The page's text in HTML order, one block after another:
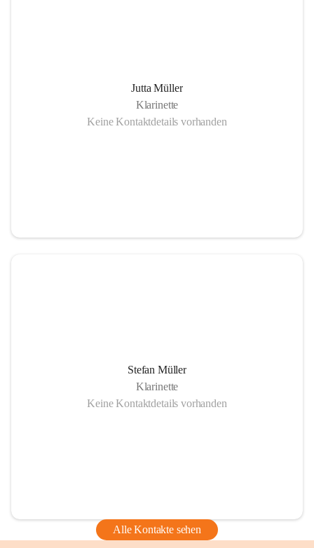
Jutta Müller
Klarinette
Keine Kontaktdetails vorhanden
Stefan Müller
Klarinette
Keine Kontaktdetails vorhanden
Alle Kontakte sehen